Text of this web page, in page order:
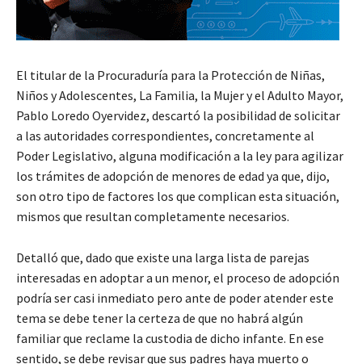
El titular de la Procuraduría para la Protección de Niñas,
Niños y Adolescentes, La Familia, la Mujer y el Adulto Mayor,
Pablo Loredo Oyervidez, descartó la posibilidad de solicitar
a las autoridades correspondientes, concretamente al
Poder Legislativo, alguna modificación a la ley para agilizar
los trámites de adopción de menores de edad ya que, dijo,
son otro tipo de factores los que complican esta situación,
mismos que resultan completamente necesarios.
Detalló que, dado que existe una larga lista de parejas
interesadas en adoptar a un menor, el proceso de adopción
podría ser casi inmediato pero ante de poder atender este
tema se debe tener la certeza de que no habrá algún
familiar que reclame la custodia de dicho infante. En ese
sentido, se debe revisar que sus padres haya muerto o